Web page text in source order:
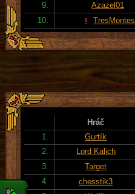
9.
Azazel01
10.
TresMontes
Hráč
1.
Gurtík
2.
Lord Kalich
3.
Target
4.
chesstik3